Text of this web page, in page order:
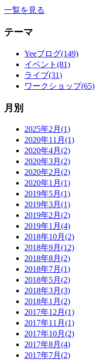
一覧を見る
テーマ
Yeeブログ(149)
イベント(81)
ライブ(31)
ワークショップ(65)
月別
2025年2月(1)
2020年11月(1)
2020年4月(2)
2020年3月(2)
2020年2月(2)
2020年1月(1)
2019年5月(1)
2019年3月(1)
2019年2月(2)
2019年1月(4)
2018年10月(2)
2018年9月(12)
2018年8月(2)
2018年7月(1)
2018年5月(2)
2018年3月(3)
2018年1月(2)
2017年12月(1)
2017年11月(1)
2017年10月(2)
2017年8月(4)
2017年7月(2)